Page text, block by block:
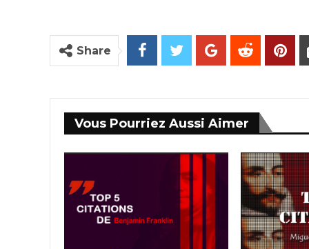
Share
Vous Pourriez Aussi Aimer